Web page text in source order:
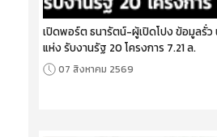
เปิดพอร์ต ธนารัตน์-ผู้เปิดโปง ข้อมูลรั่ว
แห่ง รับงานรัฐ 20 โครงการ 7.21 ล.
07 สิงหาคม 2569